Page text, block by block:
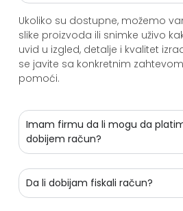
Ukoliko su dostupne, možemo
slike proizvoda ili snimke uživo
uvid u izgled, detalje i kvalitet
se javite sa konkretnim
pomoći.
Imam firmu da li mogu da
dobijem račun?
Da li dobijam fiskali račun?